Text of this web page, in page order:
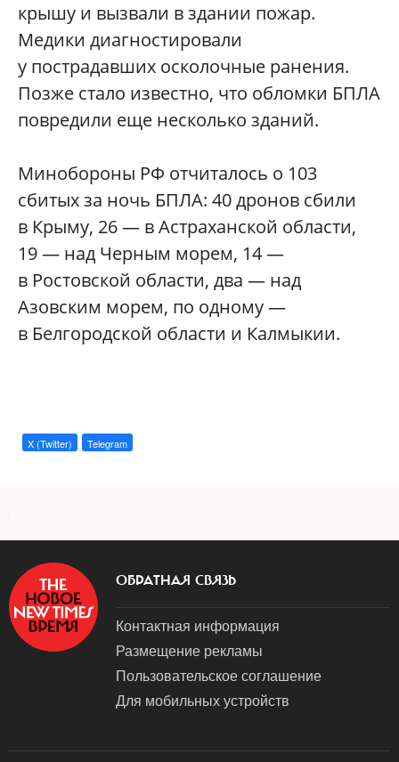
крышу и вызвали в здании пожар.
Медики диагностировали
у пострадавших осколочные ранения.
Позже стало известно, что обломки БПЛА
повредили еще несколько зданий.
Минобороны РФ отчиталось о 103
сбитых за ночь БПЛА: 40 дронов сбили
в Крыму, 26 — в Астраханской области,
19 — над Черным морем, 14 —
в Ростовской области, два — над
Азовским морем, по одному —
в Белгородской области и Калмыкии.
X (Twitter) Telegram
ОБРАТНАЯ СВЯЗЬ
Контактная информация
Размещение рекламы
Пользовательское соглашение
Для мобильных устройств